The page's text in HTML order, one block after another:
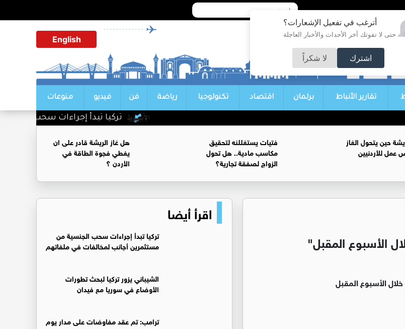
أترغب في تفعيل الإشعارات؟
حتى لا تفوتك آخر الأحداث والأخبار العاجلة
اشترك لا شكراً
English
تقارير الأنباط برلمان اقتصاد تكنولوجيا رياضة فن فيديو منوعات
تركيا تبدأ إجراءات سحب الجنسية
حين يتحول الغاز
عمل للأردنيين
فتيات يستغللنه لتحقيق
مكاسب مادية.. هل تحول
الزواج لصفقة تجارية؟
هل غاز الريشة قادر على ان
يغطي فجوة الطاقة في
الأردن ؟
الأسبوع المقبل"
اقرأ أيضا
تركيا تبدأ إجراءات سحب الجنسية من
مستثمرين أجانب لمخالفات في ملفاتهم
‏الشيباني يزور تركيا لبحث تطورات
الأوضاع في سوريا مع فيدان
ترامب: تم عقد مفاوضات على مدار يوم